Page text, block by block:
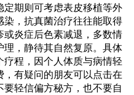
定期则可考虑表皮移植等外
染，抗真菌治疗往往能取得
或炎症后色素减退，多数情
理，静待其自然复原。具体
程，因个人体质与病情轻
有疑问的朋友可以点击在
轻信偏方秘方，也不要自